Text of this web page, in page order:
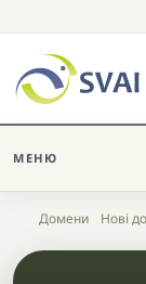
МЕНЮ
Головна
Домени Нові